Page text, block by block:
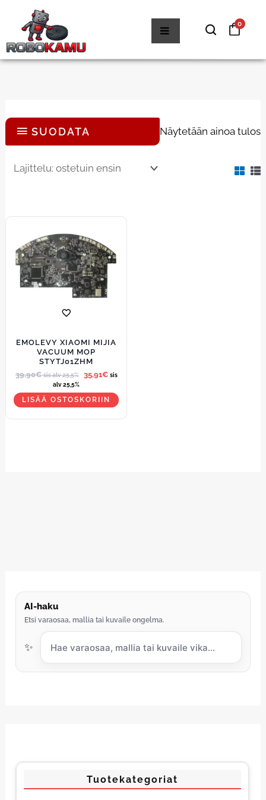
sisältöön
0
AI-haku
Etsi varaosaa, mallia tai kuvaile ongelma.
✨
Tuotekategoriat
SUODATA Näytetään ainoa tulos
EMOLEVY XIAOMI MIJIA
VACUUM MOP
STYTJ01ZHM
39,90€ sis alv 25,5% 35,91€ sis
alv 25,5%
LISÄÄ OSTOSKORIIN